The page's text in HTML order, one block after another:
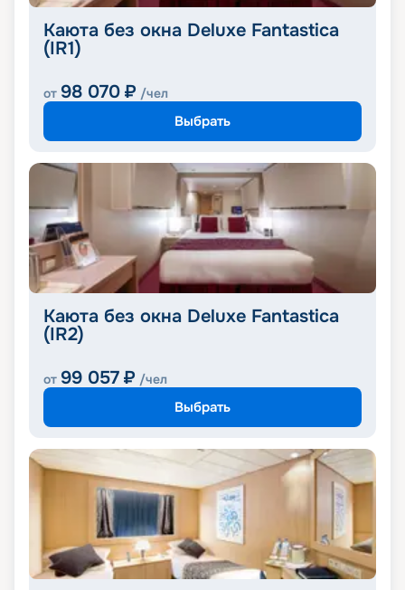
Каюта без окна Deluxe Fantastica
(IR1)
от 98 070 ₽ /чел
Выбрать
Каюта без окна Deluxe Fantastica
(IR2)
от 99 057 ₽ /чел
Выбрать